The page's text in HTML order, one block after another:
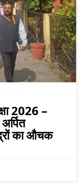
2026 –
का औचक